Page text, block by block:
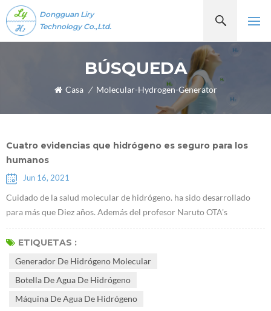
Dongguan Liry
Technology Co.,Ltd.
BÚSQUEDA
Casa / Molecular-Hydrogen-Generator
Cuatro evidencias que hidrógeno es seguro para los
humanos
Jun 16, 2021
Cuidado de la salud molecular de hidrógeno. ha sido desarrollado
para más que Diez años. Además del profesor Naruto OTA's
descubrimiento de que Moléculas de hidrógenoTienen propiedades
antioxidantes selectivas en 2007, algunos académicos han
ciertos citoquinas. A medi...
ETIQUETAS :
Generador De Hidrógeno Molecular
Botella De Agua De Hidrógeno
Máquina De Agua De Hidrógeno